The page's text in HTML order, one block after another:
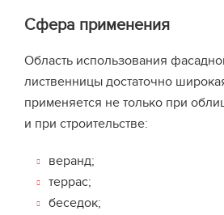
Сфера применения
Область использования
лиственницы достаточно
применяется не только при
и при строительстве:
веранд;
террас;
беседок;